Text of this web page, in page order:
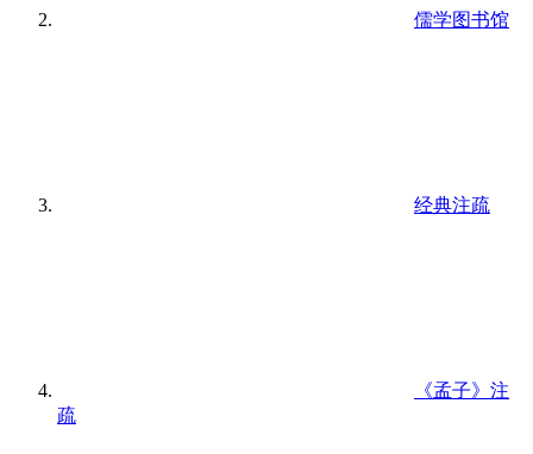
儒学图书馆
经典注疏
《孟子》注
疏